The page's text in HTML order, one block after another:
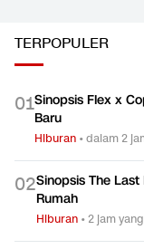
TERPOPULER
01Sinopsis Flex x
Baru
Hiburan •dalam 2
02Sinopsis The
Rumah
Hiburan •2 jam